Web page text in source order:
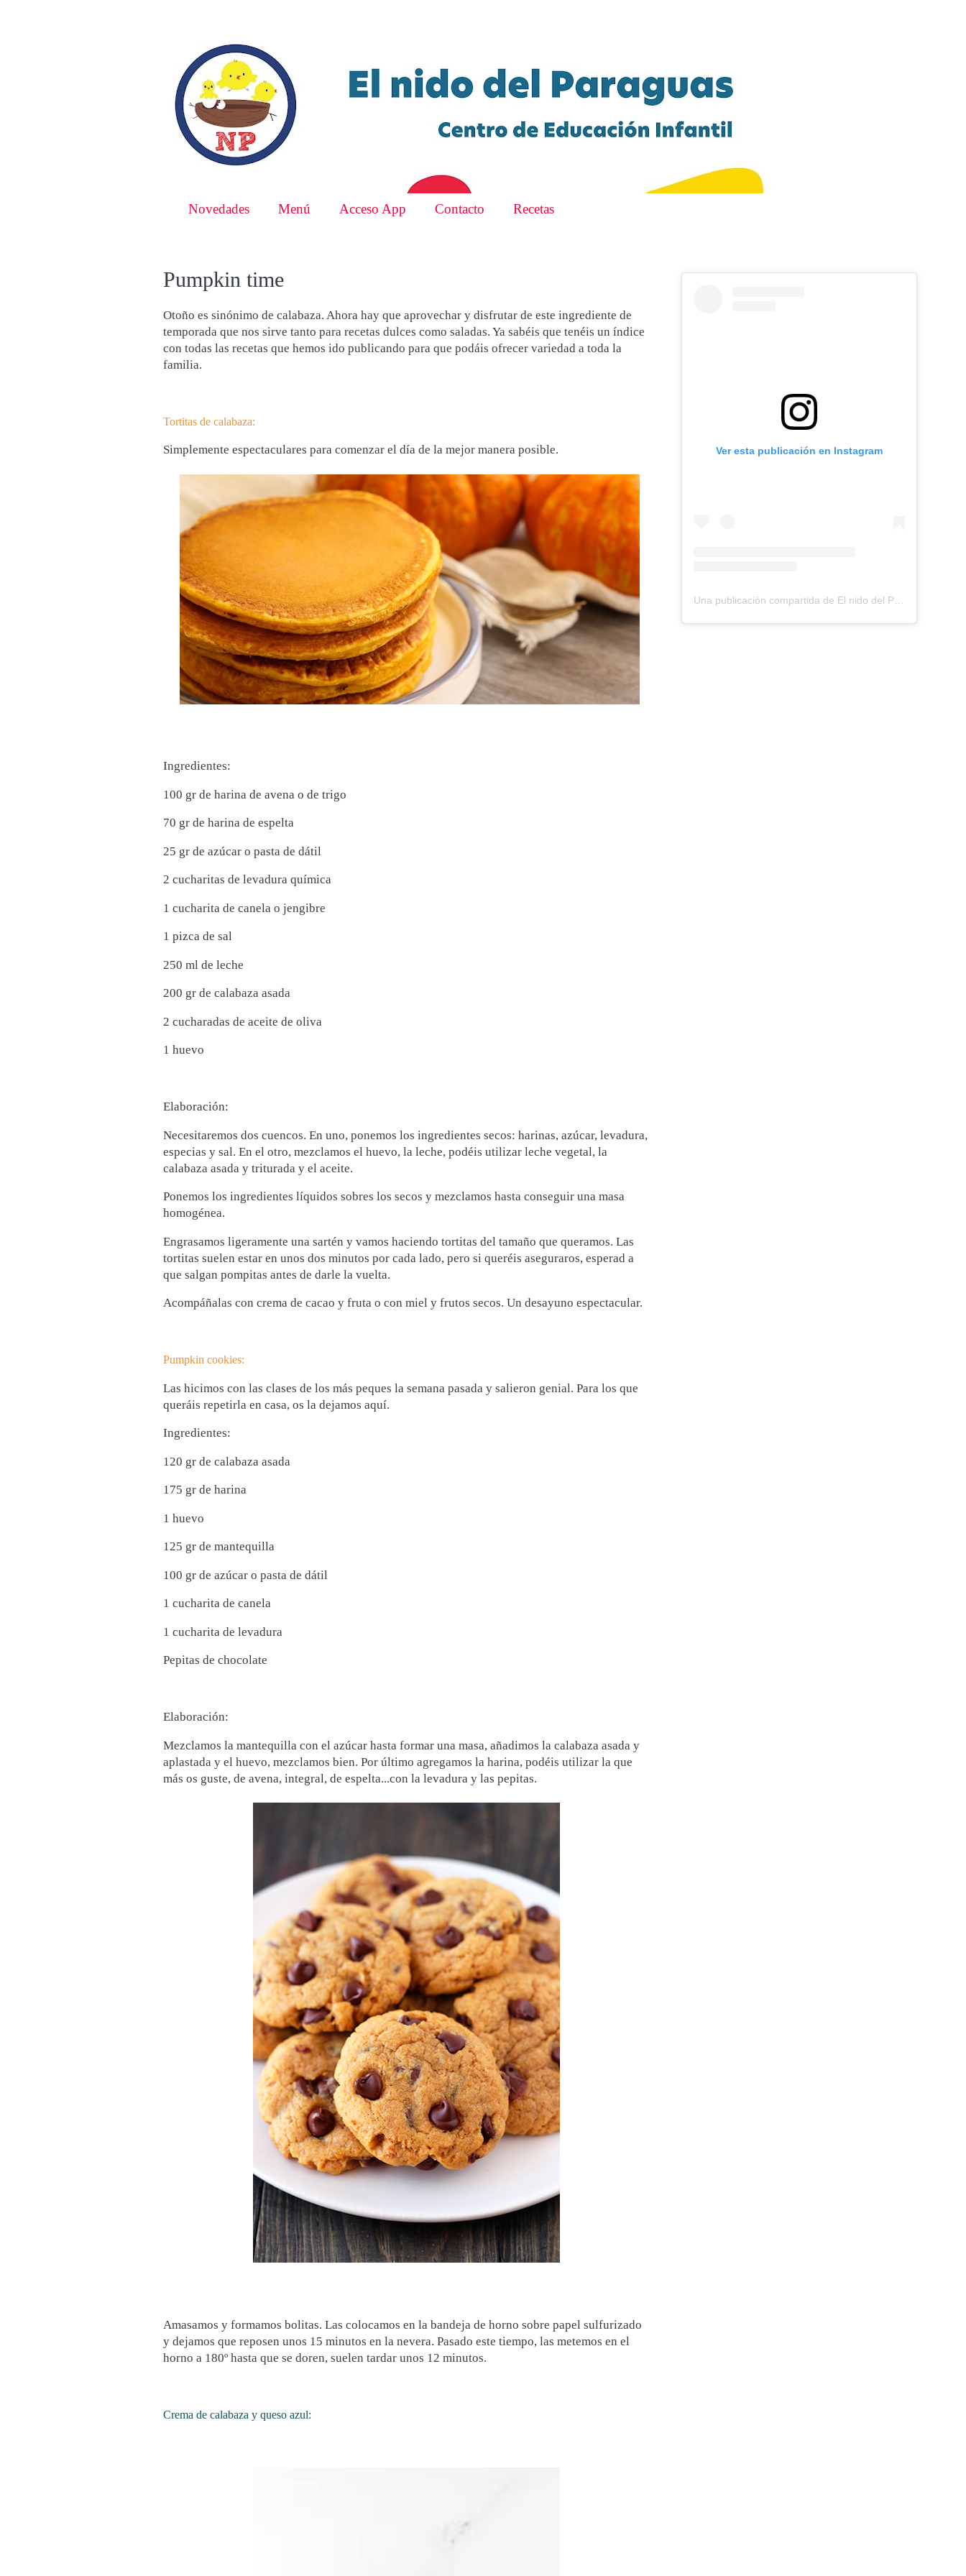
Novedades Menú Acceso App Contacto Recetas
Pumpkin time
Otoño es sinónimo de calabaza. Ahora hay que aprovechar y disfrutar de este ingrediente de
temporada que nos sirve tanto para recetas dulces como saladas. Ya sabéis que tenéis un índice
con todas las recetas que hemos ido publicando para que podáis ofrecer variedad a toda la
familia.
Tortitas de calabaza:
Simplemente espectaculares para comenzar el día de la mejor manera posible.
Ingredientes:
100 gr de harina de avena o de trigo
70 gr de harina de espelta
25 gr de azúcar o pasta de dátil
2 cucharitas de levadura química
1 cucharita de canela o jengibre
1 pizca de sal
250 ml de leche
200 gr de calabaza asada
2 cucharadas de aceite de oliva
1 huevo
Elaboración:
Necesitaremos dos cuencos. En uno, ponemos los ingredientes secos: harinas, azúcar, levadura,
especias y sal. En el otro, mezclamos el huevo, la leche, podéis utilizar leche vegetal, la
calabaza asada y triturada y el aceite.
Ponemos los ingredientes líquidos sobres los secos y mezclamos hasta conseguir una masa
homogénea.
Engrasamos ligeramente una sartén y vamos haciendo tortitas del tamaño que queramos. Las
tortitas suelen estar en unos dos minutos por cada lado, pero si queréis aseguraros, esperad a
que salgan pompitas antes de darle la vuelta.
Acompáñalas con crema de cacao y fruta o con miel y frutos secos. Un desayuno espectacular.
Pumpkin cookies:
Las hicimos con las clases de los más peques la semana pasada y salieron genial. Para los que
queráis repetirla en casa, os la dejamos aquí.
Ingredientes:
120 gr de calabaza asada
175 gr de harina
1 huevo
125 gr de mantequilla
100 gr de azúcar o pasta de dátil
1 cucharita de canela
1 cucharita de levadura
Pepitas de chocolate
Elaboración:
Mezclamos la mantequilla con el azúcar hasta formar una masa, añadimos la calabaza asada y
aplastada y el huevo, mezclamos bien. Por último agregamos la harina, podéis utilizar la que
más os guste, de avena, integral, de espelta...con la levadura y las pepitas.
Amasamos y formamos bolitas. Las colocamos en la bandeja de horno sobre papel sulfurizado
y dejamos que reposen unos 15 minutos en la nevera. Pasado este tiempo, las metemos en el
horno a 180º hasta que se doren, suelen tardar unos 12 minutos.
Crema de calabaza y queso azul:
Ver esta publicación en Instagram